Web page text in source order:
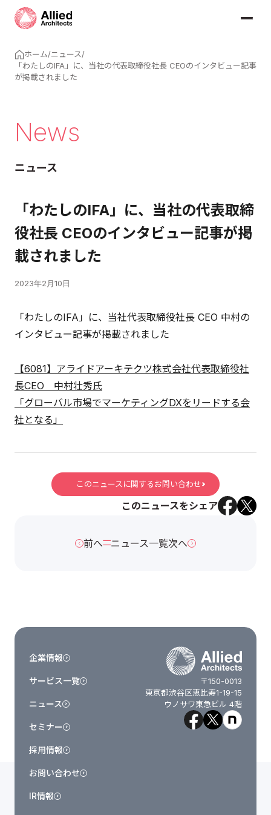
ホーム/ニュース/
「わたしのIFA」に、当社の代表取締役社長 CEOのインタビュー記事
が掲載されました
News
ニュース
「わたしのIFA」に、当社の代表取締
役社長 CEOのインタビュー記事が掲
載されました
2023年2月10日
「わたしのIFA」に、当社代表取締役社長 CEO 中村の
インタビュー記事が掲載されました
【6081】アライドアーキテクツ株式会社代表取締役社
長CEO 中村壮秀氏
「グローバル市場でマーケティングDXをリードする会
社となる」
このニュースに関するお問い合わせ
このニュースをシェア
前へ ニュース一覧次へ
〒150-0013
東京都渋谷区恵比寿1-19-15
ウノサワ東急ビル 4階
企業情報
サービス一覧
ニュース
セミナー
採用情報
お問い合わせ
IR情報